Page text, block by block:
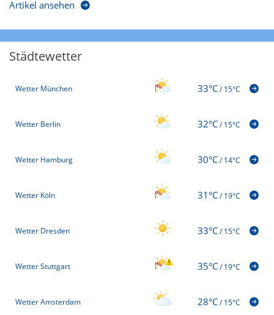
Artikel ansehen
Städtewetter
Wetter München 33°C/15°C
Wetter Berlin 32°C/15°C
Wetter Hamburg 30°C/14°C
Wetter Köln 31°C/19°C
Wetter Dresden 33°C/15°C
Wetter Stuttgart 35°C/19°C
Wetter Amsterdam 28°C/15°C